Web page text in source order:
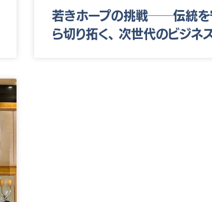
若きホープの挑戦──伝統を
ら切り拓く、 次世代のビジネ